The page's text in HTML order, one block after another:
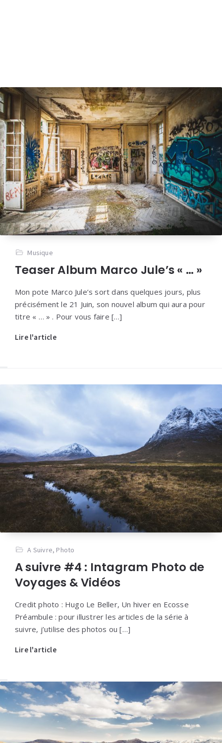
Musique
Teaser Album Marco Jule’s « … »
Mon pote Marco Jule’s sort dans quelques jours, plus
précisément le 21 Juin, son nouvel album qui aura pour
titre « … » . Pour vous faire […]
Lire l'article
A Suivre, Photo
A suivre #4 : Intagram Photo de
Voyages & Vidéos
Credit photo : Hugo Le Beller, Un hiver en Ecosse
Préambule : pour illustrer les articles de la série à
suivre, j’utilise des photos ou […]
Lire l'article